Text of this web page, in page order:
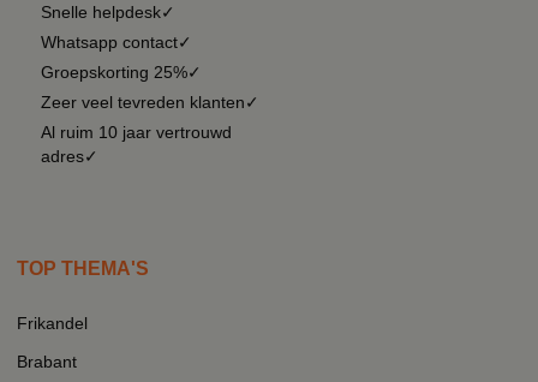
Snelle helpdesk✓
Whatsapp contact✓
Groepskorting 25%✓
Zeer veel tevreden klanten✓
Al ruim 10 jaar vertrouwd
adres✓
TOP THEMA'S
Frikandel
Brabant